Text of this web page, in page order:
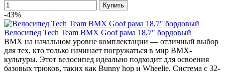
-43%
Велосипед Tech Team BMX Goof рама 18,7" бордовый
BMX на начальном уровне комплектации — отличный выбор
для тех, кто только начинает погружаться в мир BMX-
культуры. Этот велосипед идеально подходит для освоения
базовых трюков, таких как Bunny hop и Wheelie. Система с 32-